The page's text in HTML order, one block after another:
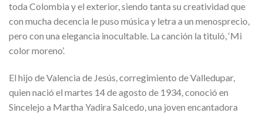
toda Colombia y el exterior, siendo tanta su creatividad que
con mucha decencia le puso música y letra a un menosprecio,
pero con una elegancia inocultable. La canción la tituló, ‘Mi
color moreno’.
El hijo de Valencia de Jesús, corregimiento de Valledupar,
quien nació el martes 14 de agosto de 1934, conoció en
Sincelejo a Martha Yadira Salcedo, una joven encantadora